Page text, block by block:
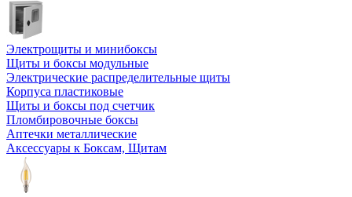
Электрощиты и минибоксы
Щиты и боксы модульные
Электрические распределительные щиты
Корпуса пластиковые
Щиты и боксы под счетчик
Пломбировочные боксы
Аптечки металлические
Аксессуары к Боксам, Щитам